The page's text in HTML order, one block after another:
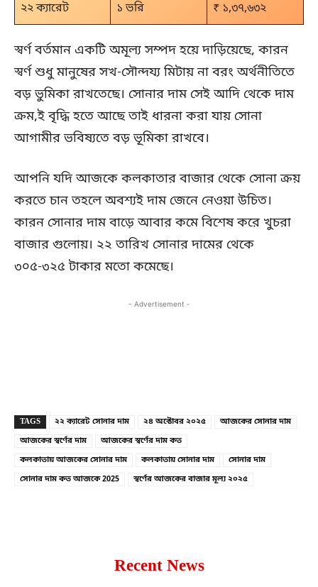
২২ ক্যারেট
১ ভরি ₹ ১,৩৭,৬৩২
স্বর্ণ বর্তমান একটি অমূল্য সম্পদ হয়ে দাড়িয়েছে, কারন
স্বর্ণ শুধু মানুষের সখ-সৌন্দয্য মিটায় না বরং অর্থনীতিতে
বড় ভুমিকা রাখতেছে। সোনার দাম সেই আদি থেকে দাম
ক্রম,ই বৃদ্ধি হতে আছে তাই ধারনা করা যায় সোনা
আগামীর ভবিষ্যতে বড় ভূমিকা রাখবে।
আপনি যদি আজকে কলকাতার বাজার থেকে সোনা ক্রয়
করতে চান তহলে অবশ্যই দাম জেনে নেওয়া উচিত।
কারন সোনার দাম বাড়ে আবার কমে বিশেষ করে খুচরা
বাজার গুলোয়। ২২ তারিখ সোনার দামের থেকে
৩০৫-৩২৫ টাকার মতো কমেছে।
- Advertisement -
TAGS ২২ ক্যারেট সোনার দাম ২৪ অক্টোবর ২০২৫
আজকের সোনার দাম
আজকের স্বর্ণের দাম
আজকের স্বর্ণের দাম কত
কলকাতায় আজকের সোনার দাম
কলকাতায় সোনার দাম
সোনার দাম
সোনার দাম কত আজকে 2025
স্বর্ণের আজকের বাজার মূল্য ২০২৫
Recent News